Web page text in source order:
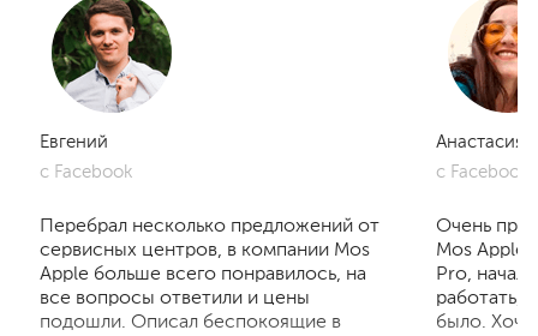
Евгений
с Facebook
Перебрал несколько предложений от
сервисных центров, в компании Mos
Apple больше всего понравилось, на
все вопросы ответили и цены
подошли. Описал беспокоящие в
Анастасия
с Facebook
Очень
Mos
Pro, начал
работать,
было. Хочу